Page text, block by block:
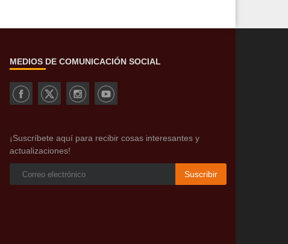
MEDIOS DE COMUNICACIÓN SOCIAL
¡Suscríbete aquí para recibir cosas interesantes y
actualizaciones!
Suscribir